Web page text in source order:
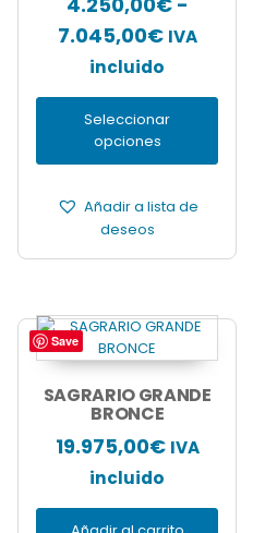
7.045,00€Rango
de
precios:
desde
IVA
incluido
Seleccionar
opciones
opciones
pueden
en
de
Añadir a lista de
deseos
Save
SAGRARIO GRANDE
BRONCE
19.975,00€ IVA
incluido